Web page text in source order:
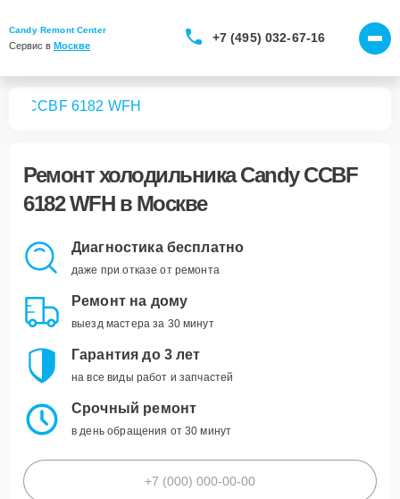
Candy Remont Center
Сервис в Москве
+7 (495) 032-67-16
CCBF 6182 WFH
Ремонтхолодильника Candy CCBF
6182 WFHв Москве
Диагностика бесплатно
даже при отказе от ремонта
Ремонт на дому
выезд мастера за 30 минут
Гарантия до 3 лет
на все виды работ и запчастей
Срочный ремонт
в день обращения от 30 минут